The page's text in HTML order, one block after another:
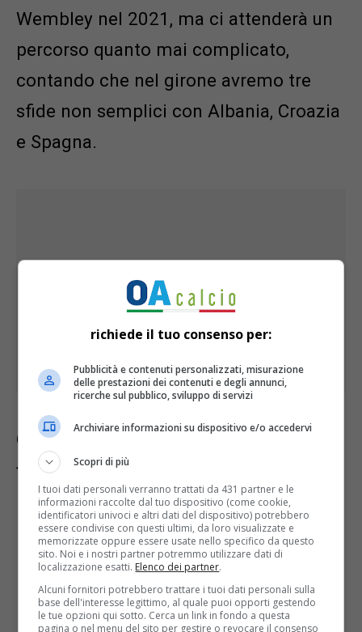
Wembley nel 2021, ma ci attenderà un
percorso quanto mai complicato,
contando che nel girone avremo tre
sfide non semplici con Albania, Croazia
e Spagna.
Come si potranno seguire gli Europei in
tv? Andiamo a scoprirlo nel dettaglio.
SuRai 1saranno disponibili tutte le partite
dell’Italia in diretta. Sono previste anche tutte
quelle della fase ad eliminazione diretta (dagli
ottavi alla finale), più una al giorno della fase a
gironi. Un totale di 30 su 51 match
In streaming le partite sulla Rai si potranno seguire
suRaiplay.
richiede il tuo consenso per:
Pubblicità e contenuti personalizzati, misurazione
delle prestazioni dei contenuti e degli annunci,
ricerche sul pubblico, sviluppo di servizi
Archiviare informazioni su dispositivo e/o accedervi
Scopri di più
I tuoi dati personali verranno trattati da 431 partner e le
informazioni raccolte dal tuo dispositivo (come cookie,
identificatori univoci e altri dati del dispositivo) potrebbero
essere condivise con questi ultimi, da loro visualizzate e
memorizzate oppure essere usate nello specifico da questo
sito. Noi e i nostri partner potremmo utilizzare dati di
localizzazione esatti. Elenco dei partner.
Alcuni fornitori potrebbero trattare i tuoi dati personali sulla
base dell'interesse legittimo, al quale puoi opporti gestendo
le tue opzioni qui sotto. Cerca un link in fondo a questa
pagina o nel menu del sito per gestire o revocare il consenso